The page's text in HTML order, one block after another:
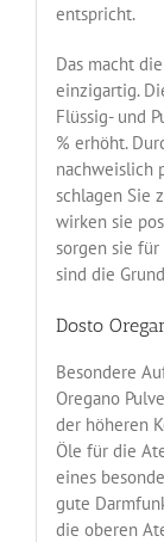
entspricht.
Das macht
einzigartig.
Flüssig- und
% erhöht.
nachweislich
schlagen Sie
wirken sie
sorgen sie
sind die
Dosto
Besondere
Oregano
der höheren
Öle für die
eines
gute
die oberen